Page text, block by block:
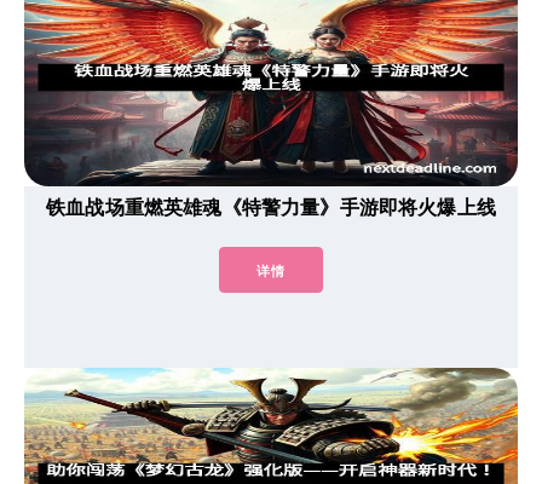
铁血战场重燃英雄魂《特警力量》手游即将火爆上线
详情